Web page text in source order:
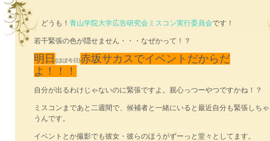
どうも！ 青山学院大学広告研究会ミスコン実行委員会です！
若干緊張の色が隠せません・・・なぜかって！？
明日 (ほぼ今日)赤坂サカスでイベントだからだ
よ！！！
自分が出るわけじゃないのに緊張ですよ。親心っつーやつですかね！？
ミスコンまであと二週間で、候補者と一緒にいると最近自分も緊張しちゃ
うんです。
イベントとか撮影でも彼女・彼らのほうがずーっと堂々としてます。